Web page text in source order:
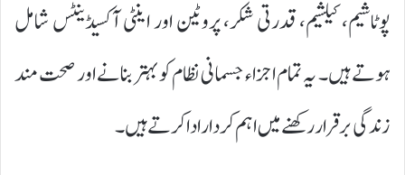
پوٹاشیم، کیلشیم، قدرتی شکر، پروٹین اور اینٹی آکسیڈینٹس شامل
ہوتے ہیں۔ یہ تمام اجزاء جسمانی نظام کو بہتر بنانے اور صحت مند
زندگی برقرار رکھنے میں اہم کردار ادا کرتے ہیں۔